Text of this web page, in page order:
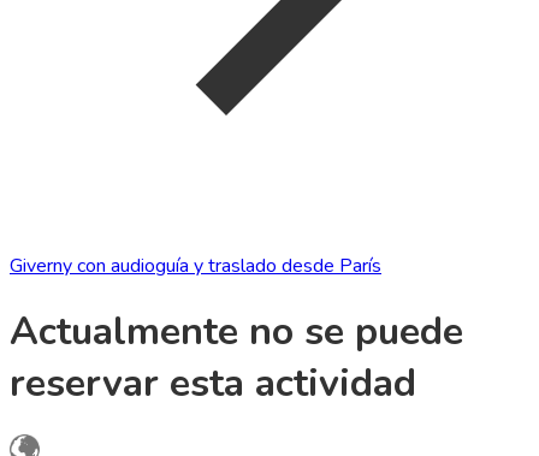
Giverny con audioguía y traslado desde París
Actualmente no se puede
reservar esta actividad